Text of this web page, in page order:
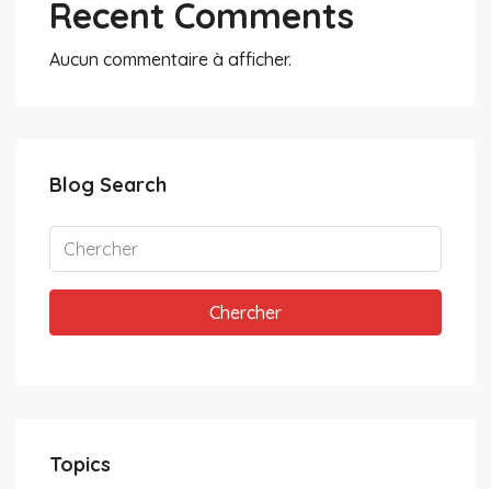
Recent Comments
Aucun commentaire à afficher.
Blog Search
Chercher
Topics